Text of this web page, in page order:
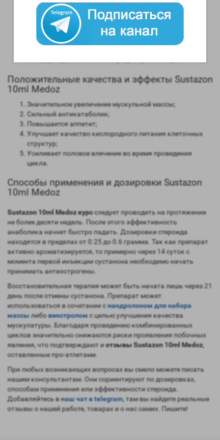
(ароматизация) – высокая;
Степень нагрузки на печень – отсутствует;
Форма выпуска – инъекционная;
Длительность воздействия на организм – 10 дней;
Положительные качества и эффекты Sustazon
10ml Medoz
Значительное увеличение мускульной массы;
Сильный антикатаболик;
Повышается аппетит;
Улучшает качество кислородного питания клеточных
структур;
Усиливает половое влечение во время проведения
цикла.
Способы применения и дозировки Sustazon
10ml Medoz
Sustazon 10ml Medoz курсследует проводить на протяжении
не более десяти недель. После этого эффективность
анаболика начнет быстро падать. Дозировки стероида
находятся в пределах от 0.25 до 0.6 грамма. Так как препарат
активно ароматизируется, то примерно через 14 суток с
момента первой инъекции сустанона необходимо начать
принимать антиэстрогены.
Восстановительная терапия может быть начата лишь через 21
день после отмены сустанона. Препарат может
использоваться в сочетании снандролономдля набора
массылибовинстроломс целью улучшения качества
мускулатуры. Благодаря проведению комбинированных
циклов значительно снижаются риски проявления побочных
явления, что подтверждают иотзывы Sustazon 10ml Medoz,
оставленные про-атлетами.
При любых возникающих вопросах вы смело можете писать
нашим консультантам. Они сориентируют по дозировках,
способам применения или эффективности стероида.
Добавляйтесь внаш чат в telegram, там вы найдете реальные
отзывы о нашей работе, товарах и о нас самих. Пишите!